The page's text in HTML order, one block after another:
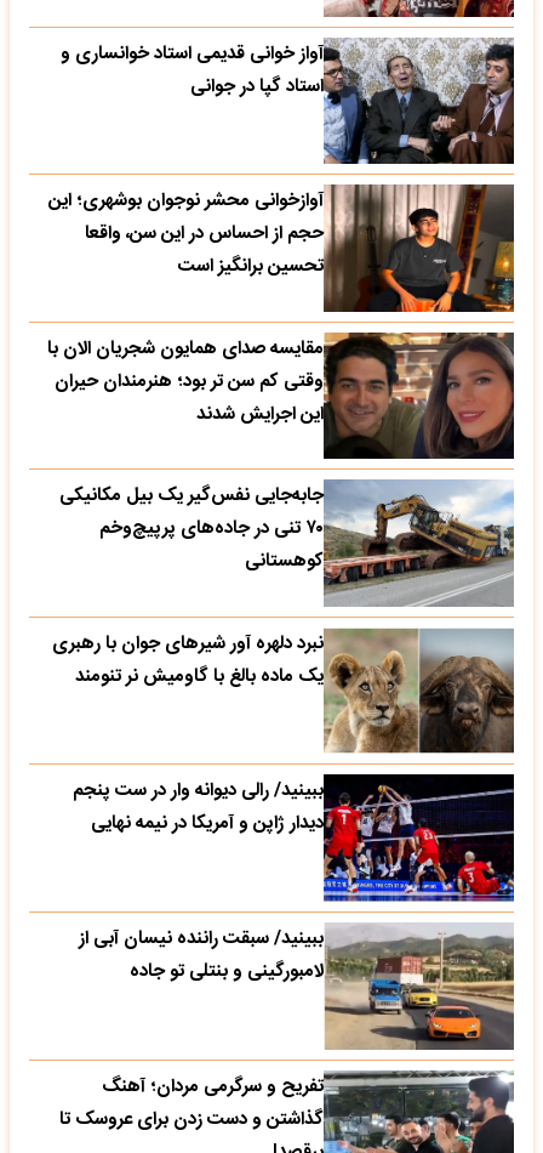
آواز خوانی قدیمی استاد خوانساری و
استاد گپا در جوانی
آوازخوانی محشر نوجوان بوشهری؛ این
حجم از احساس در این سن، واقعا
تحسین‌ برانگیز است
مقایسه صدای همایون شجریان الان با
وقتی کم سن تر بود؛ هنرمندان حیران
این اجرایش شدند
جابه‌جایی نفس‌گیر یک بیل مکانیکی
۷۰ تنی در جاده‌های پرپیچ‌وخم
کوهستانی
نبرد دلهره آور شیرهای جوان با رهبری
یک ماده بالغ با گاومیش نر تنومند
ببینید/ رالی دیوانه وار در ست پنجم
دیدار ژاپن و آمریکا در نیمه نهایی
ببینید/ سبقت راننده نیسان آبی از
لامبورگینی و بنتلی تو جاده
تفریح و سرگرمی مردان؛ آهنگ
گذاشتن و دست زدن برای عروسک تا